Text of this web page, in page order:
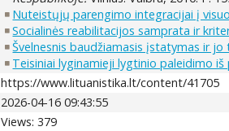
Nuteistųjų parengimo integracijai į
Socialinės reabilitacijos samprata ir
Švelnesnis baudžiamasis įstatymas ir
Teisiniai lyginamieji lygtinio paleidimo
https://www.lituanistika.lt/content/41705
2026-04-16 09:43:55
Views: 379